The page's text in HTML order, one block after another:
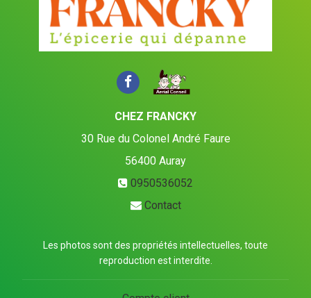
CHEZ FRANCKY
30 Rue du Colonel André Faure
56400 Auray
0950536052
Contact
Les photos sont des propriétés intellectuelles, toute
reproduction est interdite.